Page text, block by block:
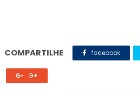
COMPARTILHE facebook
G+